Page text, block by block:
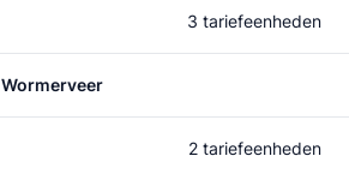
3 tariefeenheden
Wormerveer
2 tariefeenheden